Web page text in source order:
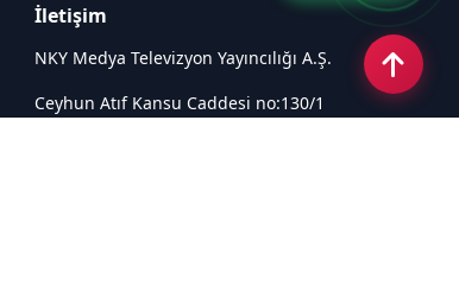
İletişim
NKY Medya Televizyon Yayıncılığı A.Ş.
Ceyhun Atıf Kansu Caddesi no:130/1